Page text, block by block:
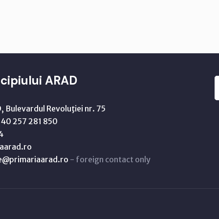
ARAD
Bulevardul Revoluţiei nr. 75
257 281 850
- foreign contact only